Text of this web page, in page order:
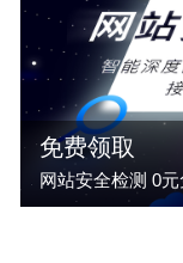
免费领取
网站安全检测 0